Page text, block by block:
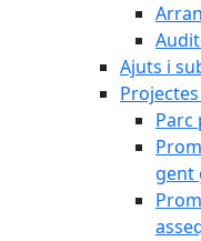
Ajuts i
Parc
gent